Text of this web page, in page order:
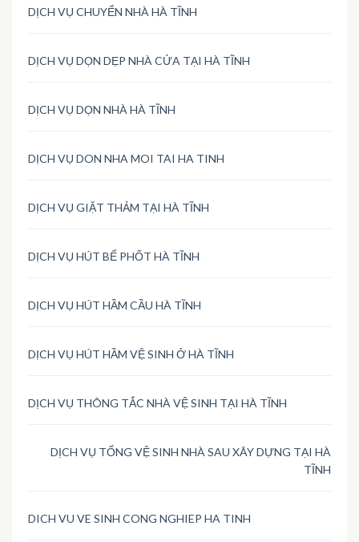
DỊCH VỤ CHUYỂN NHÀ HÀ TĨNH
DỊCH VỤ DỌN DẸP NHÀ CỬA TẠI HÀ TĨNH
DỊCH VỤ DỌN NHÀ HÀ TĨNH
DỊCH VỤ DON NHA MOI TAI HA TINH
DỊCH VỤ GIẶT THẢM TẠI HÀ TĨNH
DỊCH VỤ HÚT BỂ PHỐT HÀ TĨNH
DỊCH VỤ HÚT HẦM CẦU HÀ TĨNH
DỊCH VỤ HÚT HẦM VỆ SINH Ở HÀ TĨNH
DỊCH VỤ THÔNG TẮC NHÀ VỆ SINH TẠI HÀ TĨNH
DỊCH VỤ TỔNG VỆ SINH NHÀ SAU XÂY DỰNG TẠI HÀ
TĨNH
DICH VU VE SINH CONG NGHIEP HA TINH